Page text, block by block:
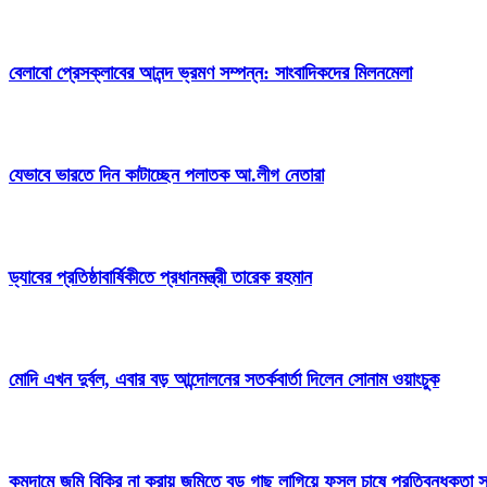
বেলাবো প্রেসক্লাবের আনন্দ ভ্রমণ সম্পন্ন: সাংবাদিকদের মিলনমেলা
যেভাবে ভারতে দিন কাটাচ্ছেন পলাতক আ.লীগ নেতারা
ড্যাবের প্রতিষ্ঠাবার্ষিকীতে প্রধানমন্ত্রী তারেক রহমান
মোদি এখন দুর্বল, এবার বড় আন্দোলনের সতর্কবার্তা দিলেন সোনাম ওয়াংচুক
কমদামে জমি বিক্রি না করায় জমিতে বড় গাছ লাগিয়ে ফসল চাষে প্রতিবন্ধকতা